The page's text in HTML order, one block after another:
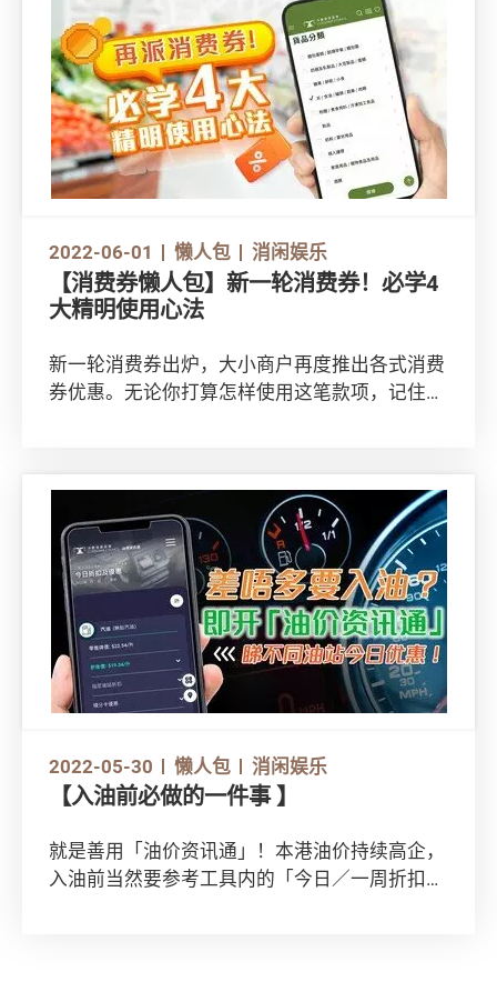
2022-06-01 懒人包 消闲娱乐
【消费券懒人包】新一轮消费券！必学4
大精明使用心法
新一轮消费券出炉，大小商户再度推出各式消费
券优惠。无论你打算怎样使用这笔款项，记住熟
2022-05-30 懒人包 消闲娱乐
【入油前必做的一件事 】
就是善用「油价资讯通」！本港油价持续高企，
入油前当然要参考工具内的「今日／一周折扣及